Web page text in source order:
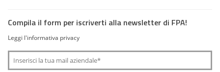
Compila il form per iscriverti alla newsletter di FPA!
Leggi l'informativa privacy